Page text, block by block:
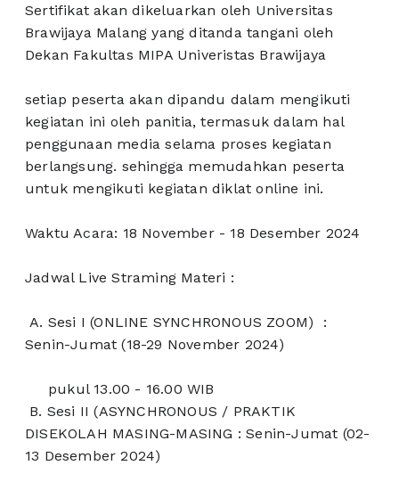
Sertifikat akan dikeluarkan oleh Universitas
Brawijaya Malang yang ditanda tangani oleh
Dekan Fakultas MIPA Univeristas Brawijaya
setiap peserta akan dipandu dalam mengikuti
kegiatan ini oleh panitia, termasuk dalam hal
penggunaan media selama proses kegiatan
berlangsung. sehingga memudahkan peserta
untuk mengikuti kegiatan diklat online ini.
Waktu Acara: 18 November - 18 Desember 2024
Jadwal Live Straming Materi :
A. Sesi I (ONLINE SYNCHRONOUS ZOOM) :
Senin-Jumat (18-29 November 2024)
pukul 13.00 - 16.00 WIB
B. Sesi II (ASYNCHRONOUS / PRAKTIK
DISEKOLAH MASING-MASING : Senin-Jumat (02-
13 Desember 2024)